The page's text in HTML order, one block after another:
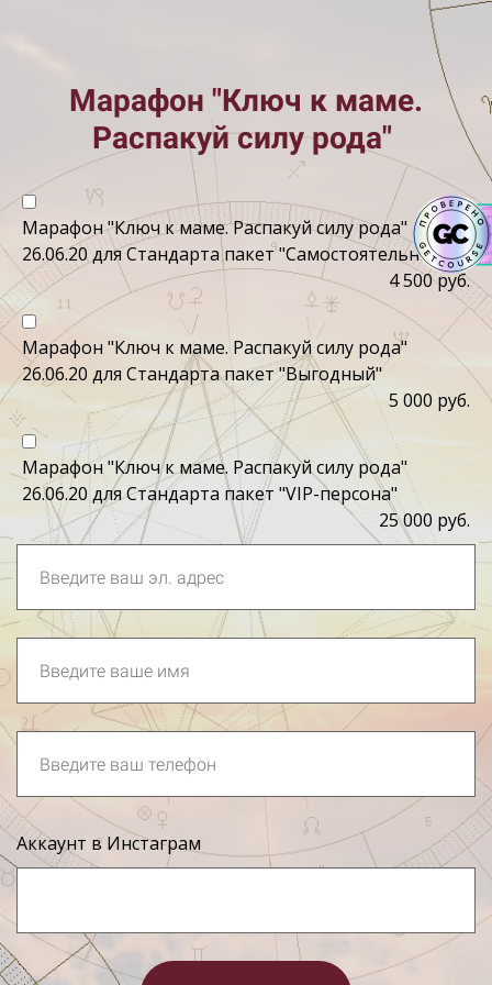
Марафон "Ключ к маме.
Распакуй силу рода"
Марафон "Ключ к маме. Распакуй силу рода"
26.06.20 для Стандарта пакет "Самостоятельный"
4 500 руб.
Марафон "Ключ к маме. Распакуй силу рода"
26.06.20 для Стандарта пакет "Выгодный"
5 000 руб.
Марафон "Ключ к маме. Распакуй силу рода"
26.06.20 для Стандарта пакет "VIP-персона"
25 000 руб.
Аккаунт в Инстаграм